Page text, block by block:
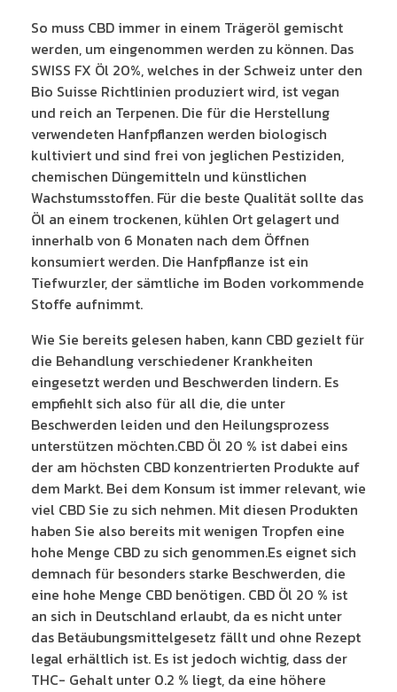
So muss CBD immer in einem Trägeröl gemischt
werden, um eingenommen werden zu können. Das
SWISS FX Öl 20%, welches in der Schweiz unter den
Bio Suisse Richtlinien produziert wird, ist vegan
und reich an Terpenen. Die für die Herstellung
verwendeten Hanfpflanzen werden biologisch
kultiviert und sind frei von jeglichen Pestiziden,
chemischen Düngemitteln und künstlichen
Wachstumsstoffen. Für die beste Qualität sollte das
Öl an einem trockenen, kühlen Ort gelagert und
innerhalb von 6 Monaten nach dem Öffnen
konsumiert werden. Die Hanfpflanze ist ein
Tiefwurzler, der sämtliche im Boden vorkommende
Stoffe aufnimmt.
Wie Sie bereits gelesen haben, kann CBD gezielt für
die Behandlung verschiedener Krankheiten
eingesetzt werden und Beschwerden lindern. Es
empfiehlt sich also für all die, die unter
Beschwerden leiden und den Heilungsprozess
unterstützen möchten.CBD Öl 20 % ist dabei eins
der am höchsten CBD konzentrierten Produkte auf
dem Markt. Bei dem Konsum ist immer relevant, wie
viel CBD Sie zu sich nehmen. Mit diesen Produkten
haben Sie also bereits mit wenigen Tropfen eine
hohe Menge CBD zu sich genommen.Es eignet sich
demnach für besonders starke Beschwerden, die
eine hohe Menge CBD benötigen. CBD Öl 20 % ist
an sich in Deutschland erlaubt, da es nicht unter
das Betäubungsmittelgesetz fällt und ohne Rezept
legal erhältlich ist. Es ist jedoch wichtig, dass der
THC- Gehalt unter 0.2 % liegt, da eine höhere